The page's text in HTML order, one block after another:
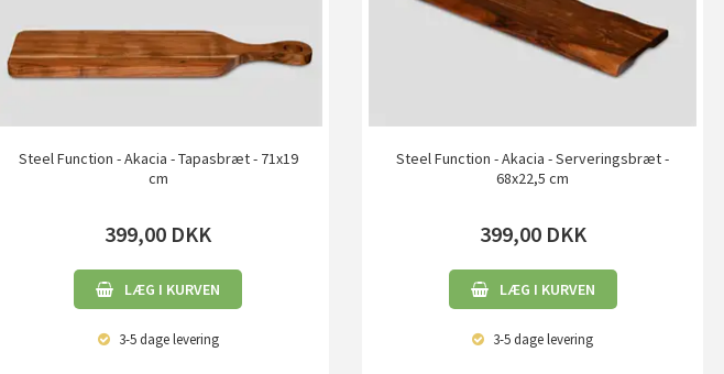
Steel Function - Akacia - Tapasbræt - 71x19
cm
399,00 DKK
LÆG I KURVEN
3-5 dagelevering
Steel Function - Akacia - Serveringsbræt -
68x22,5 cm
399,00 DKK
LÆG I KURVEN
3-5 dagelevering